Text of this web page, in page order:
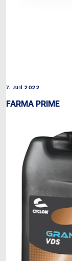
7. Juli 2022
FARMA PRIME